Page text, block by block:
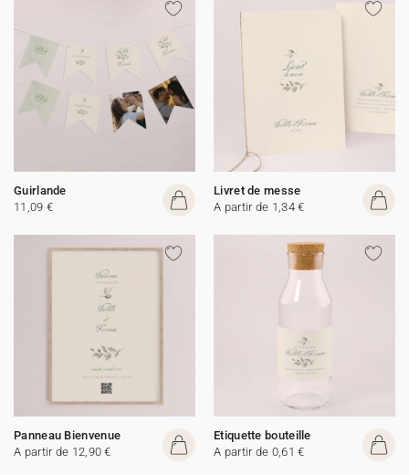
Guirlande
11,09 €
Livret de messe
A partir de 1,34 €
Panneau Bienvenue
A partir de 12,90 €
Etiquette bouteille
A partir de 0,61 €